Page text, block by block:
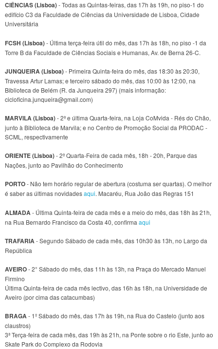
CIÊNCIAS (Lisboa)- Todas as Quintas-feiras, das 17h às 19h, no piso-1 do
edifício C3 da Faculdade de Ciências da Universidade de Lisboa, Cidade
Universitária
FCSH (Lisboa)- Última terça-feira útil do mês, das 17h às 18h, no piso -1 da
Torre B da Faculdade de Ciências Sociais e Humanas, Av. de Berna 26-C.
JUNQUEIRA (Lisboa)- Primeira Quinta-feira do mês, das 18:30 às 20:30,
Travessa Artur Lamas; e terceiro sábado do mês, das 10:00 às 12:00, na
Biblioteca de Belém (R. da Junqueira 297) (mais informação:
cicloficina.junqueira@gmail.com)
MARVILA (Lisboa)- 2ª e última Quarta-feira, na Loja CoMvida - Rés do Chão,
junto à Biblioteca de Marvila; e no Centro de Promoção Social da PRODAC -
SCML, respectivamente
ORIENTE (Lisboa)- 2ª Quarta-Feira de cada mês, 18h - 20h, Parque das
Nações, junto ao Pavilhão do Conhecimento
PORTO- Não tem horário regular de abertura (costuma ser quartas). O melhor
é saber as últimas novidadesaqui. Macaréu, Rua João das Regras 151
ALMADA - Última Quinta-feira de cada mês e a meio do mês, das 18h às 21h,
na Rua Bernardo Francisco da Costa 40, confirma aqui
TRAFARIA- Segundo Sábado de cada mês, das 10h30 às 13h, no Largo da
República
AVEIRO- 2° Sábado do mês, das 11h às 13h, na Praça do Mercado Manuel
Firmino
Última Quinta-feira de cada mês lectivo, das 16h às 18h, na Universidade de
Aveiro (por cima das catacumbas)
BRAGA- 1º Sábado do mês, das 17h às 19h, na Rua do Castelo (junto aos
claustros)
3ª Terça-feira de cada mês, das 19h às 21h, na Ponte sobre o rio Este, junto ao
Skate Park do Complexo da Rodovia